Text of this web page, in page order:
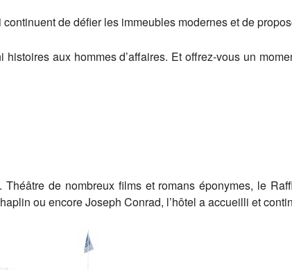
de défier les immeubles modernes et de
aux hommes d’affaires. Et offrez-vous un
de nombreux films et romans éponymes, le
ou encore Joseph Conrad, l’hôtel a accueilli et